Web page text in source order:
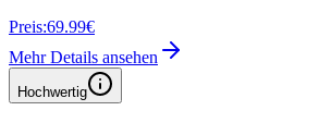
Preis:69.99€
Mehr Details ansehen
Hochwertig